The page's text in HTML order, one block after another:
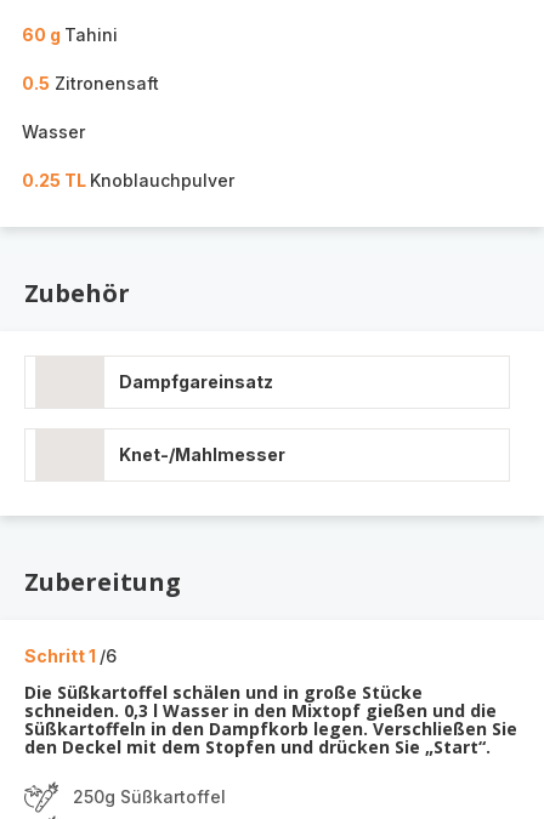
60 g Tahini
0.5 Zitronensaft
Wasser
0.25 TL Knoblauchpulver
Zubehör
Dampfgareinsatz
Knet-/Mahlmesser
Zubereitung
Schritt 1 /6
Die Süßkartoffel schälen und in große Stücke
schneiden. 0,3 l Wasser in den Mixtopf gießen und die
Süßkartoffeln in den Dampfkorb legen. Verschließen Sie
den Deckel mit dem Stopfen und drücken Sie „Start“.
250g Süßkartoffel